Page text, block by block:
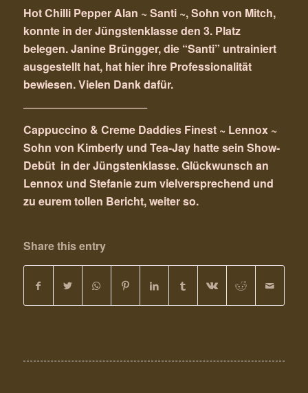
Hot Chilli Pepper Alan ~ Santi ~, Sohn von Mitch,
konnte in der Jüngstenklasse den 3. Platz
belegen. Janine Brüngger, die “Santi” untrainiert
ausgestellt hat, hat hier ihre Professionalität
bewiesen. Vielen Dank dafür.
Cappuccino & Creme Daddies Finest ~ Lennox ~
Sohn von Kimberly und Tea-Jay hatte sein Show-
Debüt in der Jüngstenklasse. Glückwunsch an
Lennox und Stefanie zum vielversprechend und
zu eurem tollen Bericht, weiter so.
Share this entry